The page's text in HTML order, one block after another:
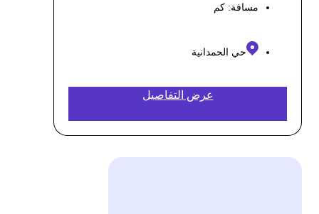
مسافة:كم
حي الحمدانية
عرض التفاصيل